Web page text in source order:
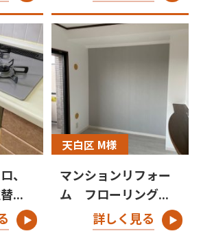
、
...
天白区 M様
マンションリフォー
ム フローリング...
詳しく見る